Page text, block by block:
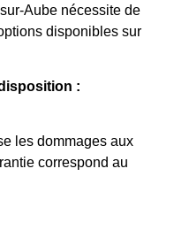
Aube nécessite de
disponibles sur
:
les dommages aux
correspond au